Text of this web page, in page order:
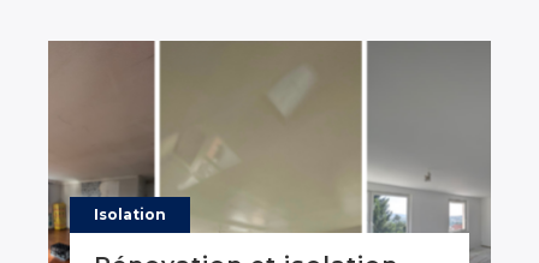
Isolation